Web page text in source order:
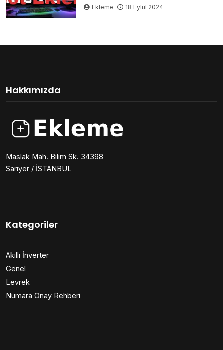
Ekleme 18 Eylül 2024
Hakkımızda
Maslak Mah. Bilim Sk. 34398
Sarıyer / İSTANBUL
Kategoriler
Akıllı İnverter
Genel
Levrek
Numara Onay Rehberi